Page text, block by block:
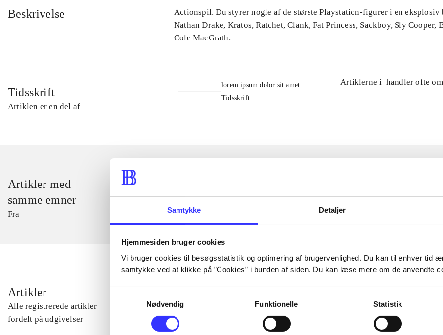
Samtykke Detaljer
Hjemmesiden bruger cookies
Vi bruger cookies til besøgsstatistik og optimering af brugervenlighed. Du kan til enhver tid
samtykke ved at klikke på ”Cookies” i bunden af siden. Du kan læse mere om de anvendte
Nødvendig
Funktionelle Statistik
Beskrivelse
Actionspil. Du styrer nogle af de største Playstation-figurer i en eksplosiv
Nathan Drake, Kratos, Ratchet, Clank, Fat Princess, Sackboy, Sly Cooper,
Cole MacGrath.
Tidsskrift
Artiklen er en del af
lorem ipsum dolor sit amet ...
Tidsskrift
Artiklerne i handler ofte om
Artikler med
samme emner
Fra
Artikler
Alle registrerede artikler
fordelt på udgivelser
...
...